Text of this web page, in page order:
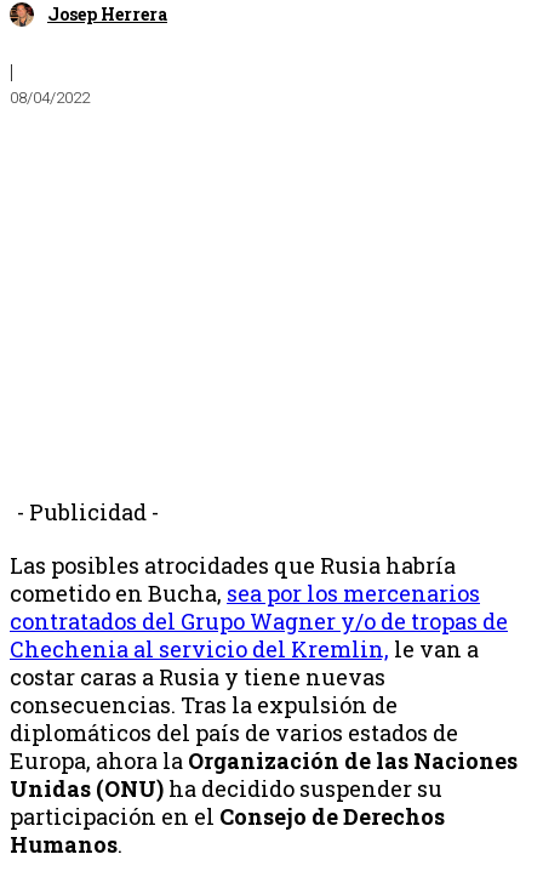
Josep Herrera
|
08/04/2022
- Publicidad -
Las posibles atrocidades que Rusia habría
cometido en Bucha, sea por los mercenarios
contratados del Grupo Wagner y/o de tropas de
Chechenia al servicio del Kremlin, le van a
costar caras a Rusia y tiene nuevas
consecuencias. Tras la expulsión de
diplomáticos del país de varios estados de
Europa, ahora la Organización de las Naciones
Unidas (ONU) ha decidido suspender su
participación en el Consejo de Derechos
Humanos.